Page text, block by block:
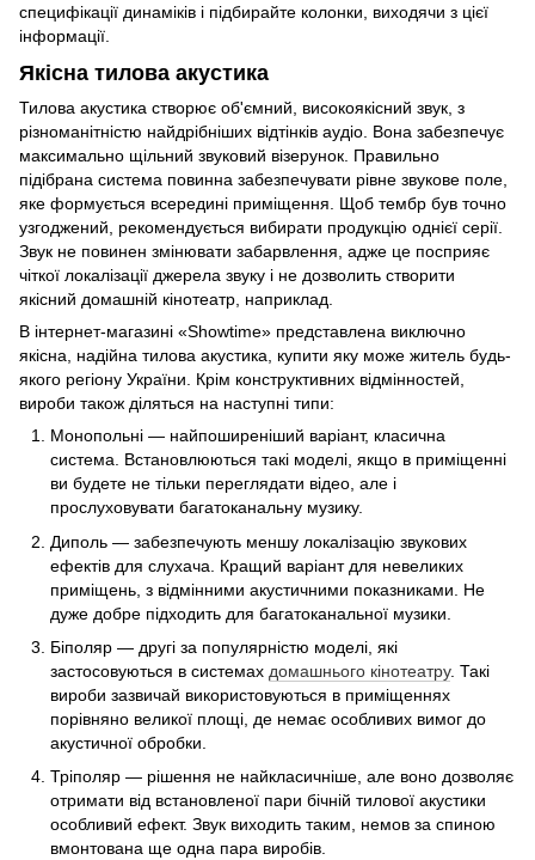
специфікації динаміків і підбирайте колонки, виходячи з цієї
інформації.
Якісна тилова акустика
Тилова акустика створює об'ємний, високоякісний звук, з
різноманітністю найдрібніших відтінків аудіо. Вона забезпечує
максимально щільний звуковий візерунок. Правильно
підібрана система повинна забезпечувати рівне звукове поле,
яке формується всередині приміщення. Щоб тембр був точно
узгоджений, рекомендується вибирати продукцію однієї серії.
Звук не повинен змінювати забарвлення, адже це посприяє
чіткої локалізації джерела звуку і не дозволить створити
якісний домашній кінотеатр, наприклад.
В інтернет-магазині «Showtime» представлена виключно
якісна, надійна тилова акустика, купити яку може житель будь-
якого регіону України. Крім конструктивних відмінностей,
вироби також діляться на наступні типи:
Монопольні — найпоширеніший варіант, класична
система. Встановлюються такі моделі, якщо в приміщенні
ви будете не тільки переглядати відео, але і
прослуховувати багатоканальну музику.
Диполь — забезпечують меншу локалізацію звукових
ефектів для слухача. Кращий варіант для невеликих
приміщень, з відмінними акустичними показниками. Не
дуже добре підходить для багатоканальної музики.
Біполяр — другі за популярністю моделі, які
застосовуються в системах домашнього кінотеатру. Такі
вироби зазвичай використовуються в приміщеннях
порівняно великої площі, де немає особливих вимог до
акустичної обробки.
Тріполяр — рішення не найкласичніше, але воно дозволяє
отримати від встановленої пари бічній тилової акустики
особливий ефект. Звук виходить таким, немов за спиною
вмонтована ще одна пара виробів.